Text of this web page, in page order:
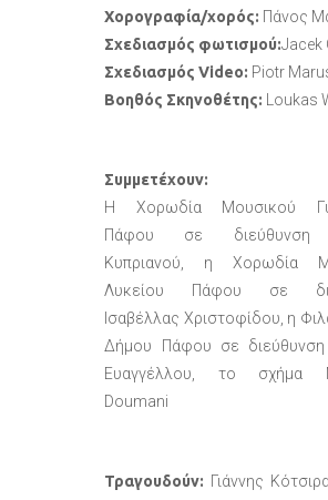
Χορογραφία/χορός: Πάνος
Σχεδιασμός φωτισμού:Jacek
Σχεδιασμός Video: Piotr
Βοηθός Σκηνοθέτης: Loukas
Συμμετέχουν:
Η Χορωδία Μουσικού
Πάφου σε διεύθυνση
Κυπριανού, η Χορωδία
Λυκείου Πάφου σε
Ισαβέλλας Χριστοφίδου, η
Δήμου Πάφου σε διεύθυνση
Ευαγγέλλου, το σχήμα
Doumani
Τραγουδούν: Γιάννης